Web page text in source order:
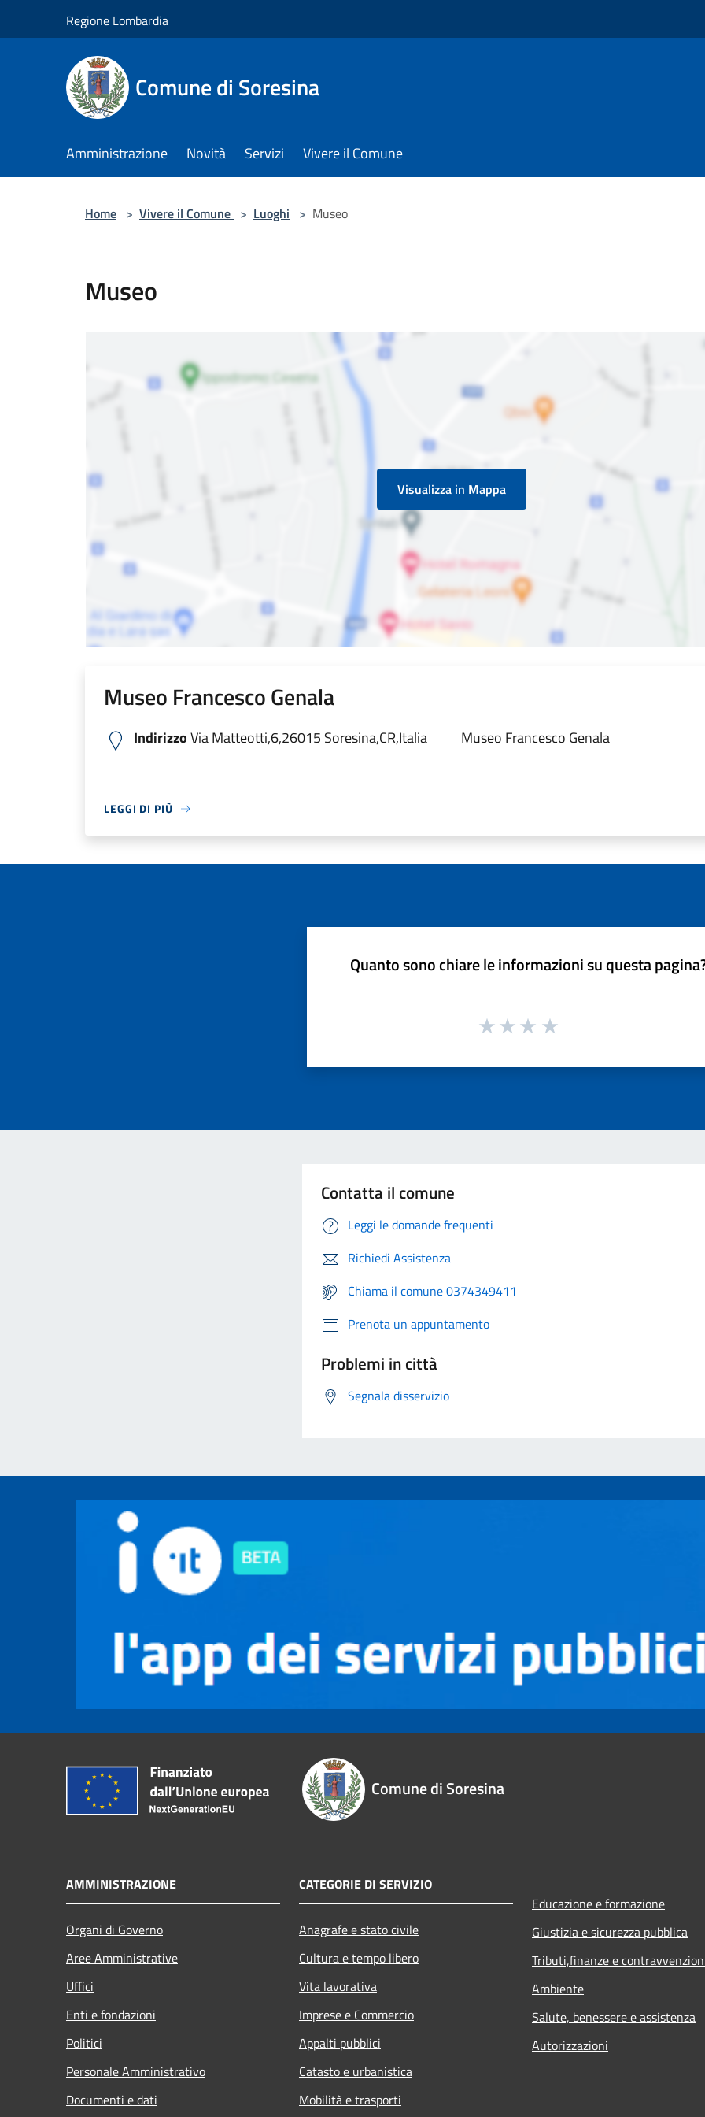
Regione Lombardia
Comune di Soresina
Amministrazione Novità Servizi Vivere il Comune
Home > Vivere il Comune > Luoghi > Museo
Museo
Visualizza in Mappa
Museo Francesco Genala
IndirizzoVia Matteotti,6,26015 Soresina,CR,Italia Museo Francesco Genala
LEGGI DI PIÙ
Quanto sono chiare le informazioni su questa
Contatta il comune
Leggi le domande frequenti
Richiedi Assistenza
Chiama il comune 0374349411
Prenota un appuntamento
Problemi in città
Segnala disservizio
Comune di Soresina
AMMINISTRAZIONE
Organi di Governo
Aree Amministrative
Uffici
Enti e fondazioni
Politici
Personale Amministrativo
Documenti e dati
CATEGORIE DI SERVIZIO
Anagrafe e stato civile
Cultura e tempo libero
Vita lavorativa
Imprese e Commercio
Appalti pubblici
Catasto e urbanistica
Mobilità e trasporti
Educazione e formazione
Giustizia e sicurezza pubblica
Tributi,finanze e
Ambiente
Salute, benessere e assistenza
Autorizzazioni